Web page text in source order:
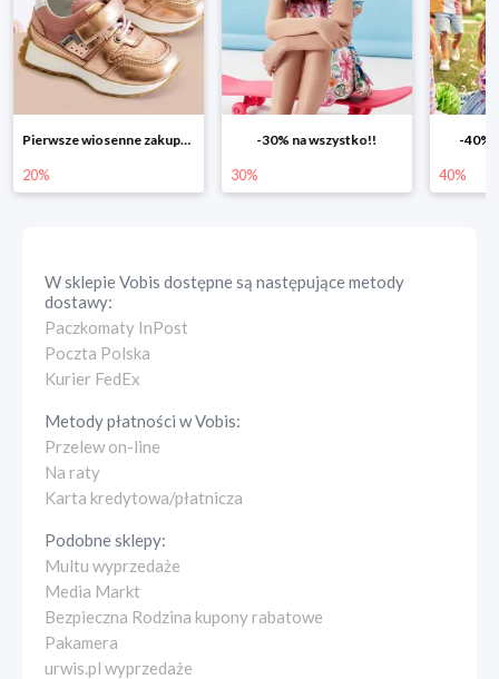
Pierwsze wiosenne zakupy -20%
20%
-30% na wszystko!!
30%
-40%
40%
W sklepieVobis dostępne są następujące metody
dostawy:
Paczkomaty InPost
Poczta Polska
Kurier FedEx
Metody płatności wVobis:
Przelew on-line
Na raty
Karta kredytowa/płatnicza
Podobne sklepy:
Multu wyprzedaże
Media Markt
Bezpieczna Rodzina kupony rabatowe
Pakamera
urwis.pl wyprzedaże